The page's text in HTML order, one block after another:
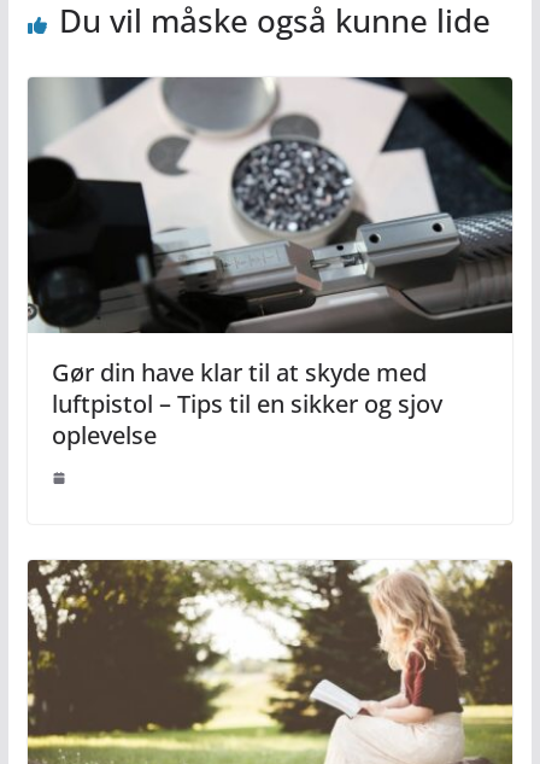
Du vil måske også kunne lide
Gør din have klar til at skyde med
luftpistol – Tips til en sikker og sjov
oplevelse